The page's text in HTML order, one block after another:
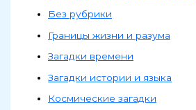
Без рубрики
Границы жизни и разума
Загадки времени
Загадки истории и языка
Космические загадки